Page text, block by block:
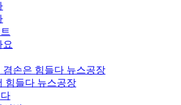
요
겸손은 힘들다 뉴스공장
힘들다 뉴스공장